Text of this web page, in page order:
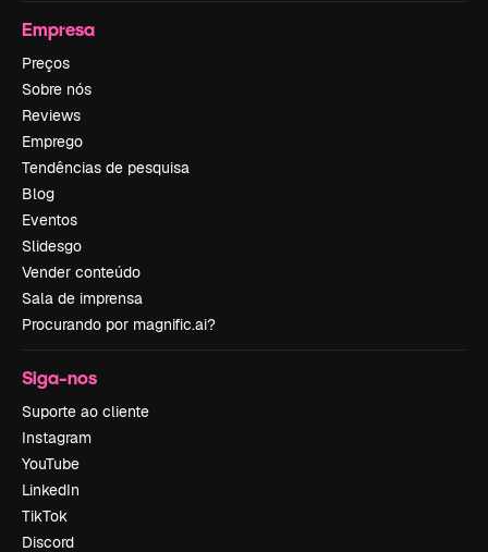
Empresa
Preços
Sobre nós
Reviews
Emprego
Tendências de pesquisa
Blog
Eventos
Slidesgo
Vender conteúdo
Sala de imprensa
Procurando por magnific.ai?
Siga-nos
Suporte ao cliente
Instagram
YouTube
LinkedIn
TikTok
Discord